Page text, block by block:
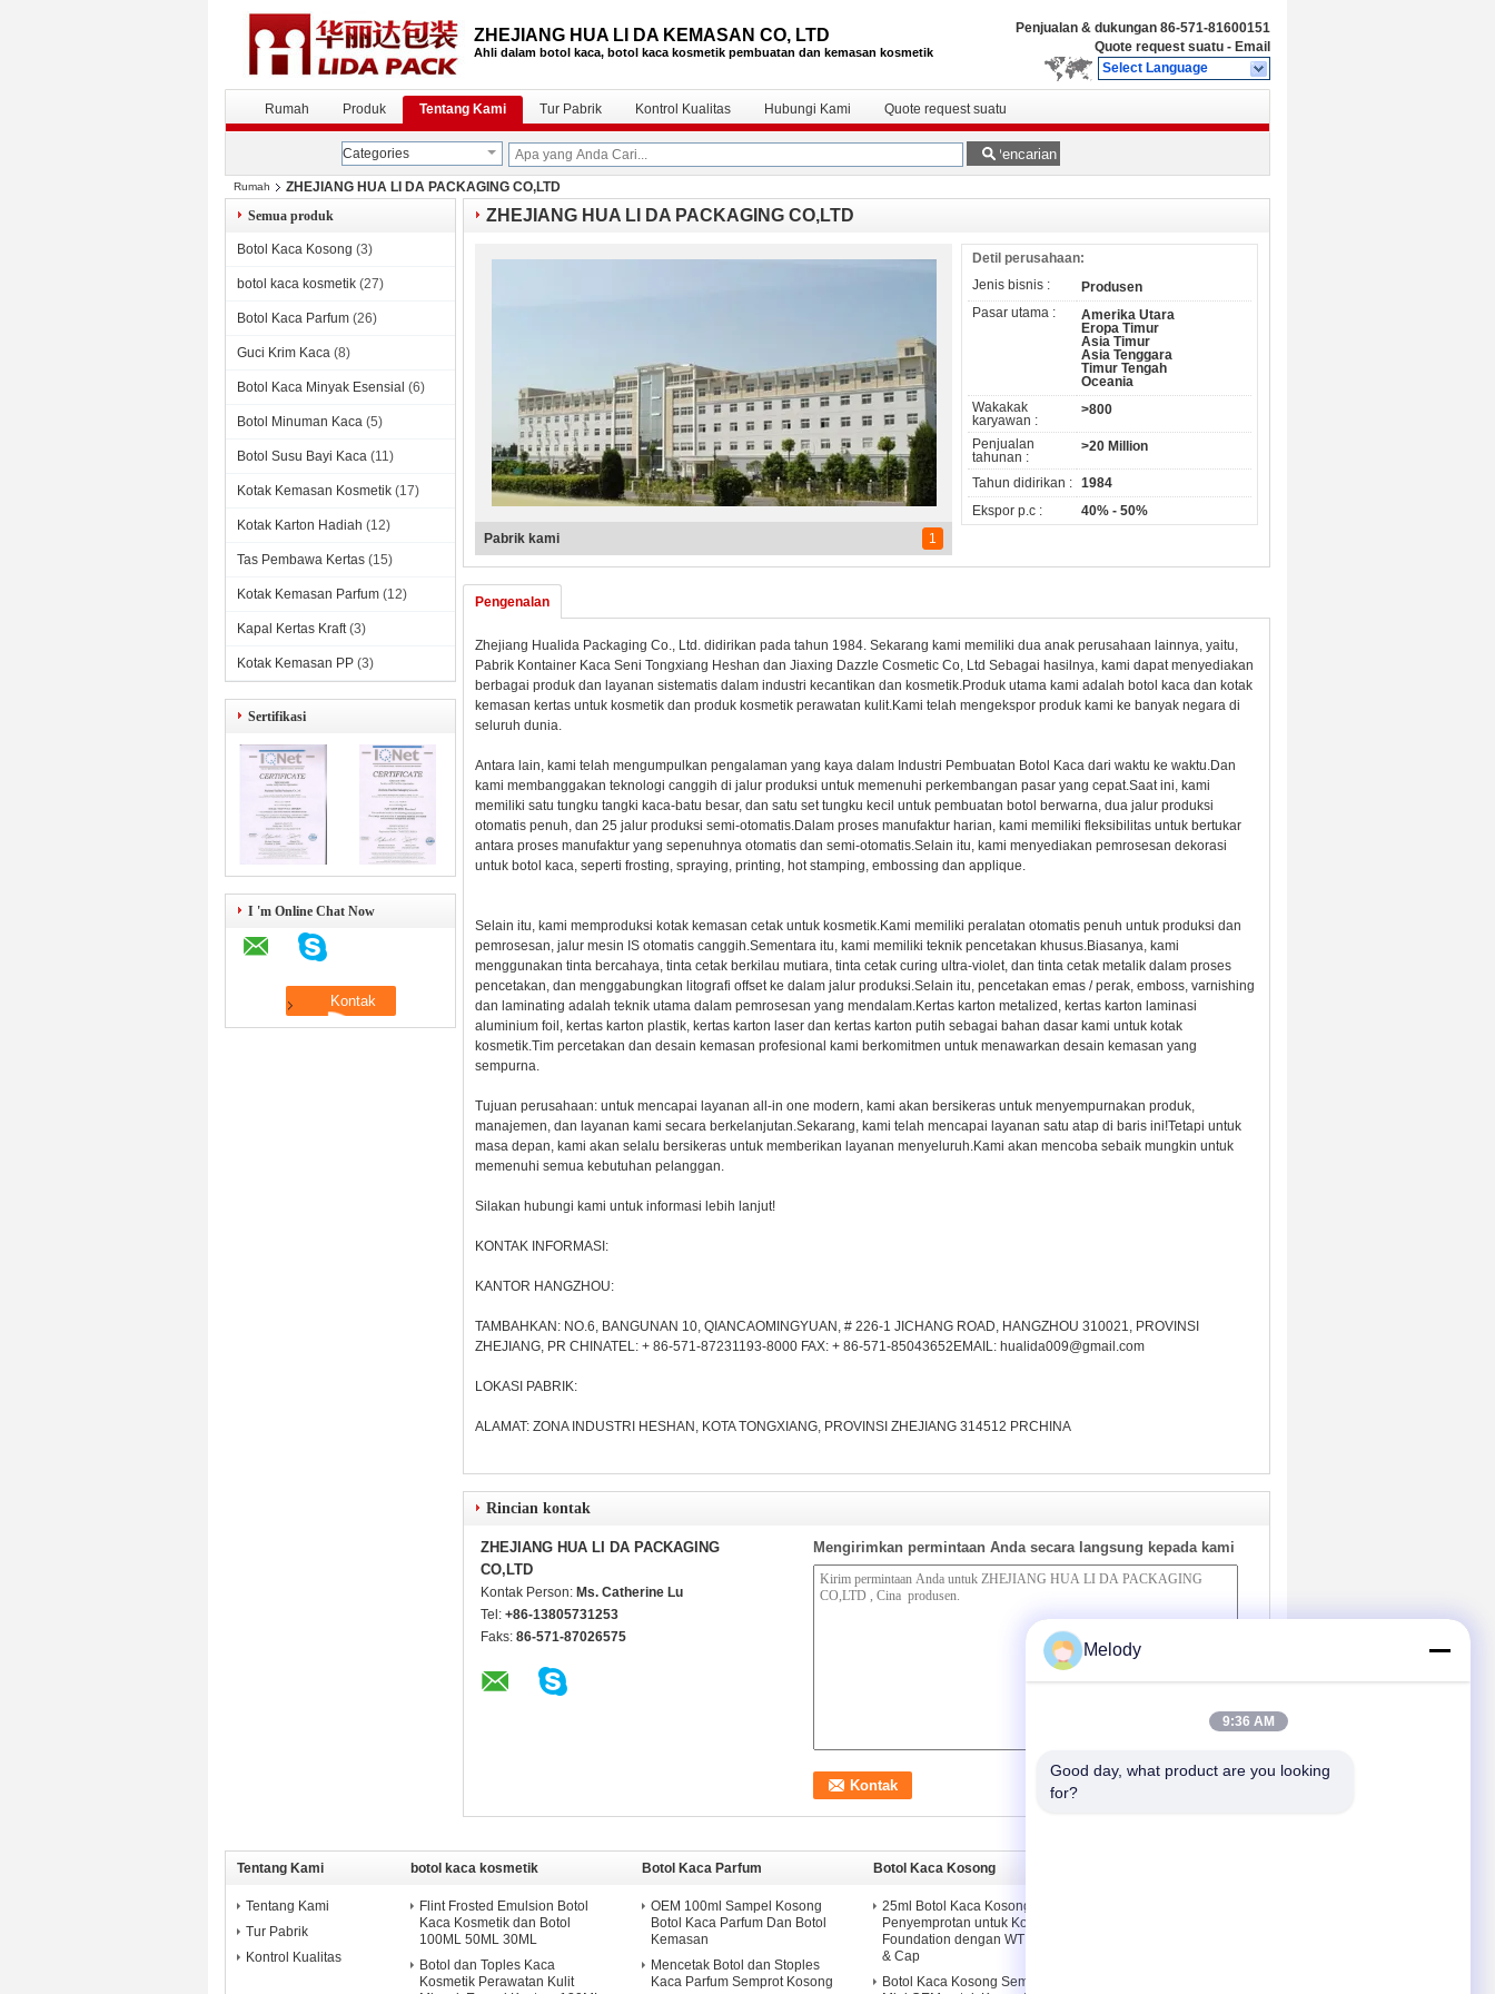
ZHEJIANG HUA LI DA KEMASAN CO, LTD
Ahli dalam botol kaca, botol kaca kosmetik pembuatan dan kemasan kosmetik
Penjualan & dukungan 86-571-81600151
Quote request suatu - Email
Select Language
Rumah Produk Tentang Kami Tur Pabrik Kontrol Kualitas Hubungi Kami Quote request suatu
Categories Pencarian
Rumah
ZHEJIANG HUA LI DA PACKAGING CO,LTD
Semua produk
Botol Kaca Kosong (3)
botol kaca kosmetik (27)
Botol Kaca Parfum (26)
Guci Krim Kaca (8)
Botol Kaca Minyak Esensial (6)
Botol Minuman Kaca (5)
Botol Susu Bayi Kaca (11)
Kotak Kemasan Kosmetik (17)
Kotak Karton Hadiah (12)
Tas Pembawa Kertas (15)
Kotak Kemasan Parfum (12)
Kapal Kertas Kraft (3)
Kotak Kemasan PP (3)
Sertifikasi
I 'm Online Chat Now
ZHEJIANG HUA LI DA PACKAGING CO,LTD
1
Pabrik kami
Detil perusahaan:
Jenis bisnis :
Produsen
Pasar utama :
Amerika Utara
Eropa Timur
Asia Timur
Asia Tenggara
Timur Tengah
Oceania
Wakakak
karyawan :
>800
Penjualan
tahunan :
>20 Million
Tahun didirikan : 1984
Ekspor p.c :
40% - 50%
Pengenalan
Zhejiang Hualida Packaging Co., Ltd. didirikan pada tahun 1984. Sekarang kami memiliki dua anak perusahaan lainnya, yaitu,
Pabrik Kontainer Kaca Seni Tongxiang Heshan dan Jiaxing Dazzle Cosmetic Co, Ltd Sebagai hasilnya, kami dapat menyediakan
berbagai produk dan layanan sistematis dalam industri kecantikan dan kosmetik.Produk utama kami adalah botol kaca dan kotak
kemasan kertas untuk kosmetik dan produk kosmetik perawatan kulit.Kami telah mengekspor produk kami ke banyak negara di
seluruh dunia.
Antara lain, kami telah mengumpulkan pengalaman yang kaya dalam Industri Pembuatan Botol Kaca dari waktu ke waktu.Dan
kami membanggakan teknologi canggih di jalur produksi untuk memenuhi perkembangan pasar yang cepat.Saat ini, kami
memiliki satu tungku tangki kaca-batu besar, dan satu set tungku kecil untuk pembuatan botol berwarna, dua jalur produksi
otomatis penuh, dan 25 jalur produksi semi-otomatis.Dalam proses manufaktur harian, kami memiliki fleksibilitas untuk bertukar
antara proses manufaktur yang sepenuhnya otomatis dan semi-otomatis.Selain itu, kami menyediakan pemrosesan dekorasi
untuk botol kaca, seperti frosting, spraying, printing, hot stamping, embossing dan applique.
Selain itu, kami memproduksi kotak kemasan cetak untuk kosmetik.Kami memiliki peralatan otomatis penuh untuk produksi dan
pemrosesan, jalur mesin IS otomatis canggih.Sementara itu, kami memiliki teknik pencetakan khusus.Biasanya, kami
menggunakan tinta bercahaya, tinta cetak berkilau mutiara, tinta cetak curing ultra-violet, dan tinta cetak metalik dalam proses
pencetakan, dan menggabungkan litografi offset ke dalam jalur produksi.Selain itu, pencetakan emas / perak, emboss, varnishing
dan laminating adalah teknik utama dalam pemrosesan yang mendalam.Kertas karton metalized, kertas karton laminasi
aluminium foil, kertas karton plastik, kertas karton laser dan kertas karton putih sebagai bahan dasar kami untuk kotak
kosmetik.Tim percetakan dan desain kemasan profesional kami berkomitmen untuk menawarkan desain kemasan yang
sempurna.
Tujuan perusahaan: untuk mencapai layanan all-in one modern, kami akan bersikeras untuk menyempurnakan produk,
manajemen, dan layanan kami secara berkelanjutan.Sekarang, kami telah mencapai layanan satu atap di baris ini!Tetapi untuk
masa depan, kami akan selalu bersikeras untuk memberikan layanan menyeluruh.Kami akan mencoba sebaik mungkin untuk
memenuhi semua kebutuhan pelanggan.
Silakan hubungi kami untuk informasi lebih lanjut!
KONTAK INFORMASI:
KANTOR HANGZHOU:
TAMBAHKAN: NO.6, BANGUNAN 10, QIANCAOMINGYUAN, # 226-1 JICHANG ROAD, HANGZHOU 310021, PROVINSI
ZHEJIANG, PR CHINATEL: + 86-571-87231193-8000 FAX: + 86-571-85043652EMAIL: hualida009@gmail.com
LOKASI PABRIK:
ALAMAT: ZONA INDUSTRI HESHAN, KOTA TONGXIANG, PROVINSI ZHEJIANG 314512 PRCHINA
Rincian kontak
ZHEJIANG HUA LI DA PACKAGING
CO,LTD
Kontak Person: Ms. Catherine Lu
Tel: +86-13805731253
Faks: 86-571-87026575
Mengirimkan permintaan Anda secara langsung kepada kami
(0/ 3000)
Tentang Kami
Tentang Kami
Tur Pabrik
Kontrol Kualitas
botol kaca kosmetik
Flint Frosted Emulsion Botol
Kaca Kosmetik dan Botol
100ML 50ML 30ML
Botol dan Toples Kaca
Kosmetik Perawatan Kulit
Botol Kaca Parfum
OEM 100ml Sampel Kosong
Botol Kaca Parfum Dan Botol
Kemasan
Mencetak Botol dan Stoples
Kaca Parfum Semprot Kosong
Botol Kaca Kosong
25ml Botol Kaca Kosong
Penyemprotan untuk Kosmetik
Foundation dengan WT Pump
& Cap
Botol Kaca Kosong Semprot
Melody
9:36 AM
Good day, what product are you looking
for?